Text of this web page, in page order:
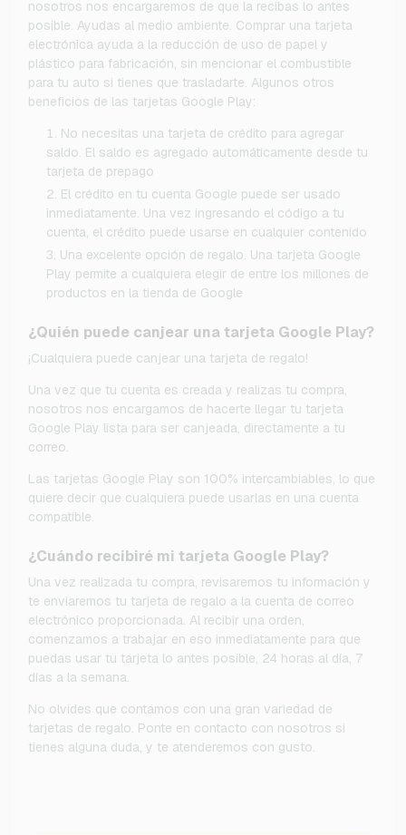
nosotros nos encargaremos de que la recibas lo antes
posible. Ayudas al medio ambiente. Comprar una tarjeta
electrónica ayuda a la reducción de uso de papel y
plástico para fabricación, sin mencionar el combustible
para tu auto si tienes que trasladarte. Algunos otros
beneficios de las tarjetas Google Play:
No necesitas una tarjeta de crédito para agregar
saldo. El saldo es agregado automáticamente desde tu
tarjeta de prepago
El crédito en tu cuenta Google puede ser usado
inmediatamente. Una vez ingresando el código a tu
cuenta, el crédito puede usarse en cualquier contenido
Una excelente opción de regalo. Una tarjeta Google
Play permite a cualquiera elegir de entre los millones de
productos en la tienda de Google
¿Quién puede canjear una tarjeta Google Play?
¡Cualquiera puede canjear una tarjeta de regalo!
Una vez que tu cuenta es creada y realizas tu compra,
nosotros nos encargamos de hacerte llegar tu tarjeta
Google Play lista para ser canjeada, directamente a tu
correo.
Las tarjetas Google Play son 100% intercambiables, lo que
quiere decir que cualquiera puede usarlas en una cuenta
compatible.
¿Cuándo recibiré mi tarjeta Google Play?
Una vez realizada tu compra, revisaremos tu información y
te enviaremos tu tarjeta de regalo a la cuenta de correo
electrónico proporcionada. Al recibir una orden,
comenzamos a trabajar en eso inmediatamente para que
puedas usar tu tarjeta lo antes posible, 24 horas al día, 7
días a la semana.
No olvides que contamos con una gran variedad de
tarjetas de regalo. Ponte en contacto con nosotros si
tienes alguna duda, y te atenderemos con gusto.